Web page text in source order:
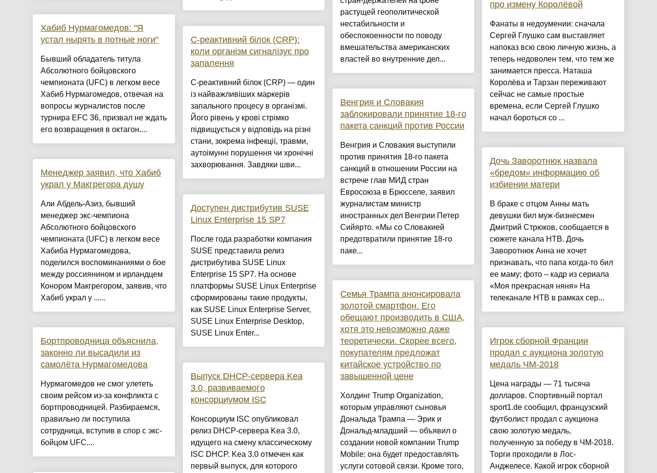
Хабиб Нурмагомедов: "Я
устал нырять в потные ноги"
Бывший обладатель титула
Абсолютного бойцовского
чемпионата (UFC) в легком весе
Хабиб Нурмагомедов, отвечая на
вопросы журналистов после
турнира EFC 36, призвал не ждать
его возвращения в октагон....
Менеджер заявил, что Хабиб
украл у Макгрегора душу
Али Абдель-Азиз, бывший
менеджер экс-чемпиона
Абсолютного бойцовского
чемпионата (UFC) в легком весе
Хабиба Нурмагомедова,
поделился воспоминаниями о бое
между россиянином и ирландцем
Конором Макгрегором, заявив, что
Хабиб украл у ......
Бортпроводница объяснила,
законно ли высадили из
самолёта Нурмагомедова
Нурмагомедов не смог улететь
своим рейсом из-за конфликта с
бортпроводницей. Разбираемся,
правильно ли поступила
сотрудница, вступив в спор с экс-
бойцом UFC....
С-реактивний білок (CRP):
коли організм сигналізує про
запалення
С-реактивний білок (CRP) — один
із найважливіших маркерів
запального процесу в організмі.
Його рівень у крові стрімко
підвищується у відповідь на різні
стани, зокрема інфекції, травми,
аутоімунні порушення чи хронічні
захворювання. Завдяки шви...
Доступен дистрибутив SUSE
Linux Enterprise 15 SP7
После года разработки компания
SUSE представила релиз
дистрибутива SUSE Linux
Enterprise 15 SP7. На основе
платформы SUSE Linux Enterprise
сформированы такие продукты,
как SUSE Linux Enterprise Server,
SUSE Linux Enterprise Desktop,
SUSE Linux Enter...
Выпуск DHCP-сервера Kea
3.0, развиваемого
консорциумом ISC
Консорциум ISC опубликовал
релиз DHCP-сервера Kea 3.0,
идущего на смену классическому
ISC DHCP. Kea 3.0 отмечен как
первый выпуск, для которого
растущей геополитической
нестабильности и
обеспокоенности по поводу
вмешательства американских
властей во внутренние дел...
Венгрия и Словакия
заблокировали принятие 18-го
пакета санкций против России
Венгрия и Словакия выступили
против принятия 18-го пакета
санкций в отношении России на
встрече глав МИД стран
Евросоюза в Брюсселе, заявил
журналистам министр
иностранных дел Венгрии Петер
Сийярто. «Мы со Словакией
предотвратили принятие 18-го
паке...
Семья Трампа анонсировала
золотой смартфон. Его
обещают производить в США,
хотя это невозможно даже
теоретически. Скорее всего,
покупателям предложат
китайское устройство по
завышенной цене
Холдинг Trump Organization,
которым управляют сыновья
Дональда Трампа — Эрик и
Дональд-младший — объявил о
создании новой компании Trump
Mobile: она будет предоставлять
услуги сотовой связи. Кроме того,
про измену Королёвой
Фанаты в недоумении: сначала
Сергей Глушко сам выставляет
напоказ всю свою личную жизнь, а
теперь недоволен тем, что тем же
занимается пресса. Наташа
Королёва и Тарзан переживают
сейчас не самые простые
времена, если Сергей Глушко
начал бороться со ...
Дочь Заворотнюк назвала
«бредом» информацию об
избиении матери
В браке с отцом Анны мать
девушки бил муж-бизнесмен
Дмитрий Стрюков, сообщается в
сюжете канала НТВ. Дочь
Заворотнюк Анна не хочет
признавать, что папа когда-то бил
ее маму; фото – кадр из сериала
«Моя прекрасная няня» На
телеканале НТВ в рамках сер...
Игрок сборной Франции
продал с аукциона золотую
медаль ЧМ-2018
Цена награды — 71 тысяча
долларов. Спортивный портал
sport1.de сообщил, французский
футболист продал с аукциона
свою золотую медаль,
полученную за победу в ЧМ-2018.
Торги проходили в Лос-
Анджелесе. Какой игрок сборной